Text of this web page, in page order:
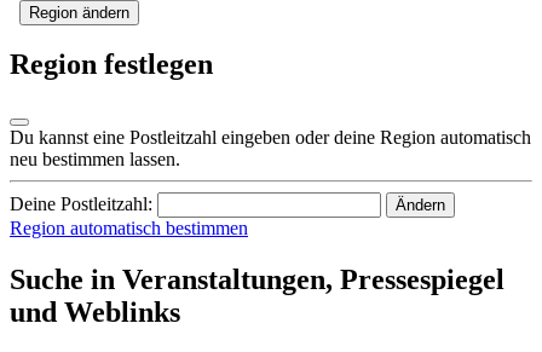
Region ändern
Region festlegen
Du kannst eine Postleitzahl eingeben oder deine Region automatisch
neu bestimmen lassen.
Deine Postleitzahl: Ändern
Region automatisch bestimmen
Suche in Veranstaltungen, Pressespiegel
und Weblinks